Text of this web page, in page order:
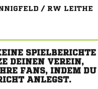
/ RW LEITHE
SPIELBERICHTE
DEINEN VEREIN,
FANS, INDEM DU
ANLEGST.